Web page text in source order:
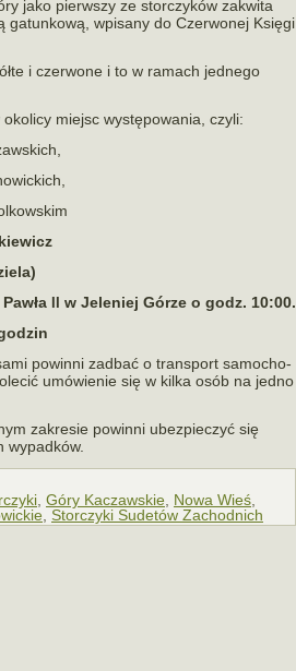
jako pierw­szy ze stor­czy­ków zakwita
gatun­kową, wpi­sany do Czerwonej Księgi
i czer­wone i to w ramach jed­nego
miejsc wystę­po­wa­nia, czyli:
w Jeleniej Górze o godz. 10:00.
powinni zadbać o trans­port samo­cho­
umó­wie­nie się w kilka osób na jedno
zakre­sie powinni ubez­pie­czyć się
wypadków.
Góry Kaczawskie Nowa Wieś
Storczyki Sudetów Zachodnich